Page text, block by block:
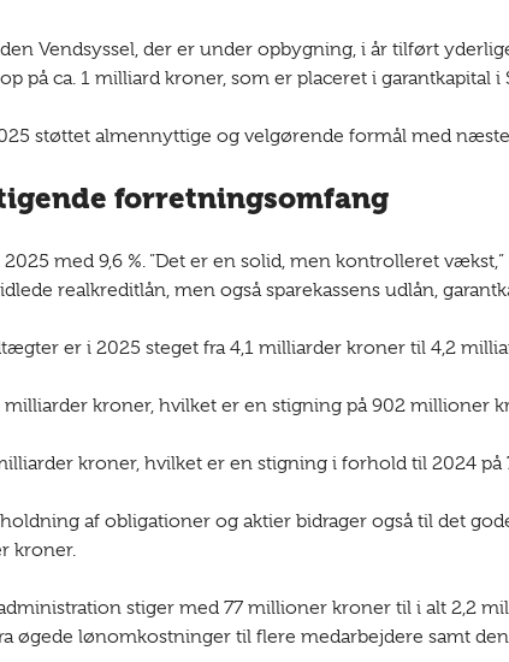
Vendsyssel, der er under opbygning, i år tilført
på ca. 1 milliard kroner, som er placeret i garantkapital i
støttet almennyttige og velgørende formål med
forretningsomfang
med 9,6 %. ”Det er en solid, men kontrolleret
realkreditlån, men også sparekassens udlån,
er i 2025 steget fra 4,1 milliarder kroner til 4,2
milliarder kroner, hvilket er en stigning på 902 millioner
kroner, hvilket er en stigning i forhold til 2024 på
af obligationer og aktier bidrager også til det
kroner.
stiger med 77 millioner kroner til i alt 2,2
øgede lønomkostninger til flere medarbejdere samt